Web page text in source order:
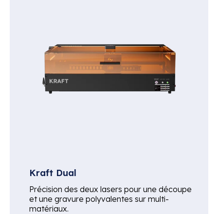
Kraft Dual
Précision des deux lasers pour une découpe
et une gravure polyvalentes sur multi-
matériaux.